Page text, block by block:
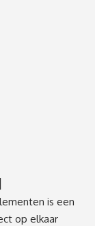
is een
op elkaar